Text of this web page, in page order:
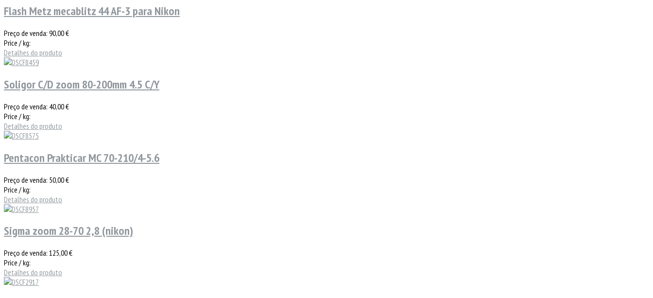
Flash Metz mecablitz 44 AF-3 para Nikon
Preço de venda: 90,00 €
Price / kg:
Detalhes do produto
Soligor C/D zoom 80-200mm 4.5 C/Y
Preço de venda: 40,00 €
Price / kg:
Detalhes do produto
Pentacon Prakticar MC 70-210/4-5.6
Preço de venda: 50,00 €
Price / kg:
Detalhes do produto
Sigma zoom 28-70 2,8 (nikon)
Preço de venda: 125,00 €
Price / kg:
Detalhes do produto